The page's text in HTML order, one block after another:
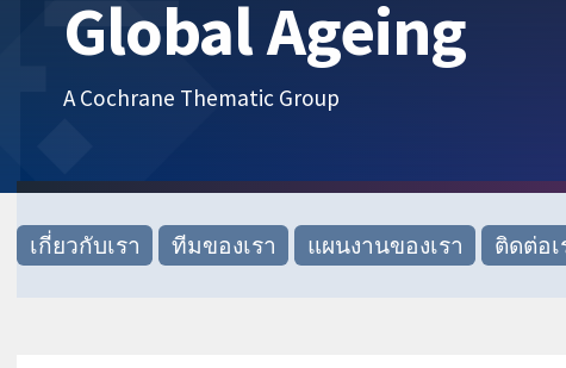
Global Ageing
A Cochrane Thematic Group
เกี่ยวกับเรา ทีมของเรา แผนงานของเรา ติดต่อเ